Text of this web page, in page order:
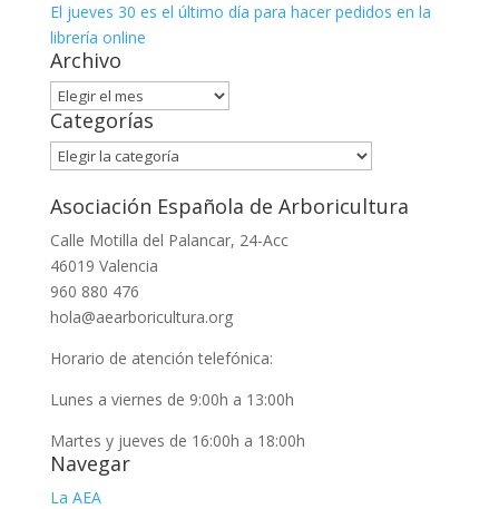
El jueves 30 es el último día para hacer pedidos en la
librería online
Archivo
Archivo
Categorías
Categorías
Asociación Española de Arboricultura
Calle Motilla del Palancar, 24-Acc
46019 Valencia
960 880 476
hola@aearboricultura.org
Horario de atención telefónica:
Lunes a viernes de 9:00h a 13:00h
Martes y jueves de 16:00h a 18:00h
Navegar
La AEA